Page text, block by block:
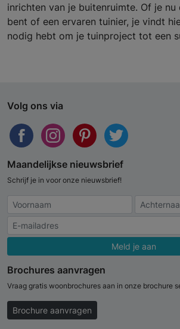
inrichten van je buitenruimte. Of je nu
bent of een ervaren tuinier, je vindt
nodig hebt om je tuinproject tot een
Volg ons via
Maandelijkse nieuwsbrief
Schrijf je in voor onze nieuwsbrief!
Meld je aan
Brochures aanvragen
Vraag gratis woonbrochures aan in onze brochure
Brochure aanvragen